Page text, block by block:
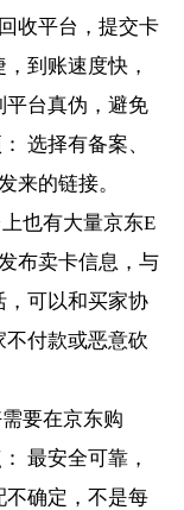
收平台，提交卡
到账速度快，
平台真伪，避免
选择有备案、
来的链接。
也有大量京东E
布卖卡信息，与
，可以和买家协
不付款或恶意砍
要在京东购
最安全可靠，
不确定，不是每